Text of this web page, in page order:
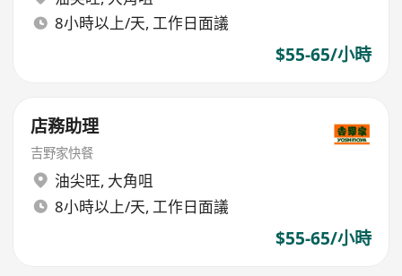
8小時以上/天, 工作日面議
$55-65/小時
店務助理
吉野家快餐
油尖旺, 大角咀
8小時以上/天, 工作日面議
$55-65/小時